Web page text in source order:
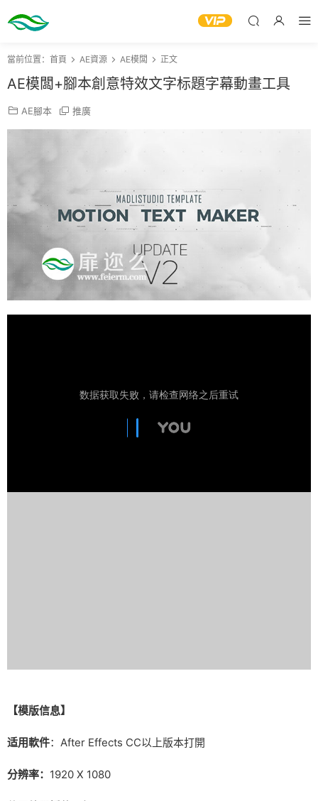
當前位置： 首頁 AE資源 AE模闆 正文
AE模闆+腳本創意特效文字标題字幕動畫工具
AE腳本 推廣
【模版信息】
适用軟件：After Effects CC以上版本打開
分辨率： 1920 X 1080